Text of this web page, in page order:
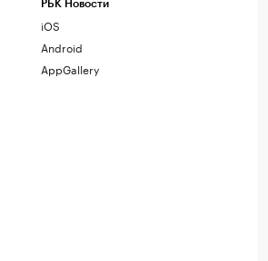
РБК Новости
iOS
Android
AppGallery